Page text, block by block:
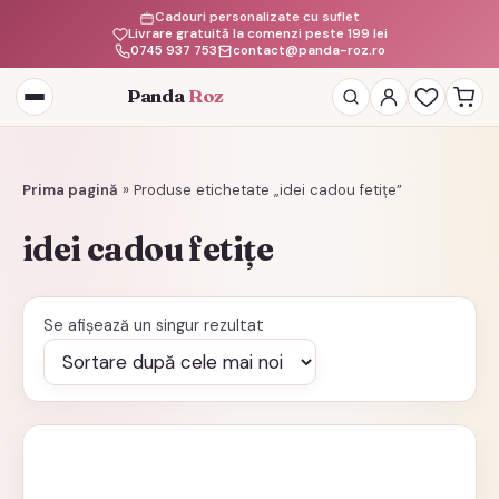
Livrare gratuită la comenzi peste 199 lei
Cadouri personalizate cu suflet
0745 937 753
contact@panda-roz.ro
Deschide
meniul
Panda Roz
Prima pagină » Produse etichetate „idei cadou fetițe”
idei cadou fetițe
Se afișează un singur rezultat
Acest